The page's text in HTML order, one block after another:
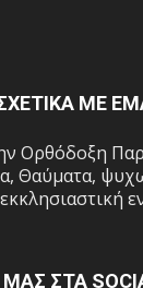
ΜΕ
Ορθόδοξη
Θαύματα,
ΜΑΣ ΣΤΑ